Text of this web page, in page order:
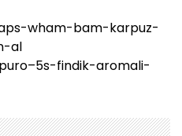
wham-bam-karpuz-
al
findik-aromali-